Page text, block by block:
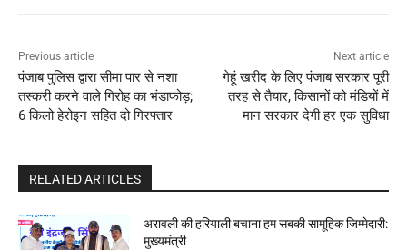
Previous article
पंजाब पुलिस द्वारा सीमा पार से नशा
तस्करी करने वाले गिरोह का भंडाफोड़;
6 किलो हेरोइन सहित दो गिरफ्तार
Next article
गेहूं खरीद के लिए पंजाब सरकार पूरी
तरह से तैयार, किसानों को मंडियों में
मान सरकार देगी हर एक सुविधा
RELATED ARTICLES
अरावली की हरियाली बचाना हम सबकी सामूहिक जिम्मेदारी:
मुख्यमंत्री